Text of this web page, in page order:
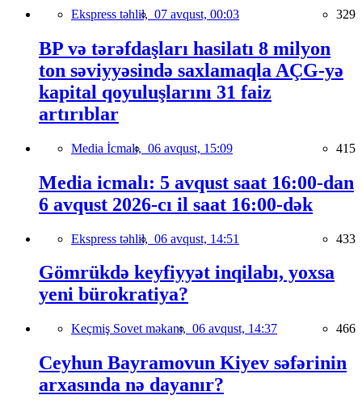
Ekspress təhlil, 07 avqust, 00:03 329
BP və tərəfdaşları hasilatı 8 milyon
ton səviyyəsində saxlamaqla AÇG-yə
kapital qoyuluşlarını 31 faiz
artırıblar
Media İcmalı, 06 avqust, 15:09 415
Media icmalı: 5 avqust saat 16:00-dan
6 avqust 2026-cı il saat 16:00-dək
Ekspress təhlil, 06 avqust, 14:51 433
Gömrükdə keyfiyyət inqilabı, yoxsa
yeni bürokratiya?
Keçmiş Sovet məkanı, 06 avqust, 14:37 466
Ceyhun Bayramovun Kiyev səfərinin
arxasında nə dayanır?